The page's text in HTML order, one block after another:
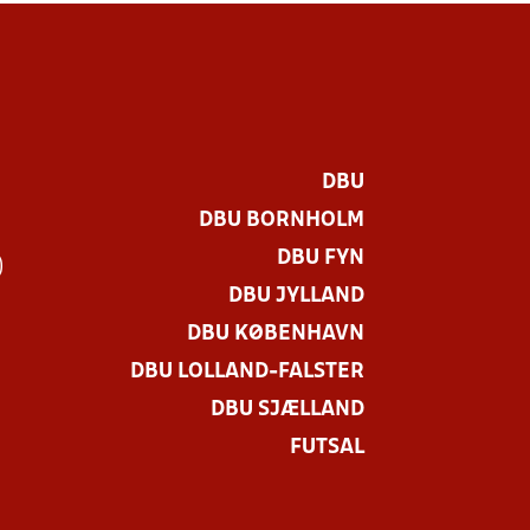
DBU
DBU BORNHOLM
DBU FYN
DBU JYLLAND
DBU KØBENHAVN
DBU LOLLAND-FALSTER
DBU SJÆLLAND
FUTSAL